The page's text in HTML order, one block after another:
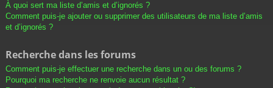
À quoi sert ma liste d’amis et d’ignorés ?
Comment puis-je ajouter ou supprimer des utilisateurs de ma liste d’amis
et d’ignorés ?
Recherche dans les forums
Comment puis-je effectuer une recherche dans un ou des forums ?
Pourquoi ma recherche ne renvoie aucun résultat ?